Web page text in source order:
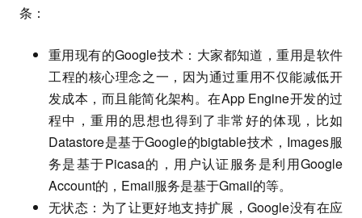
条：
重用现有的Google技术：大家都知道，重用是软件
工程的核心理念之一，因为通过重用不仅能减低开
发成本，而且能简化架构。在App Engine开发的过
程中，重用的思想也得到了非常好的体现，比如
Datastore是基于Google的bigtable技术，Images服
务是基于Picasa的，用户认证服务是利用Google
Account的，Email服务是基于Gmail的等。
无状态：为了让更好地支持扩展，Google没有在应